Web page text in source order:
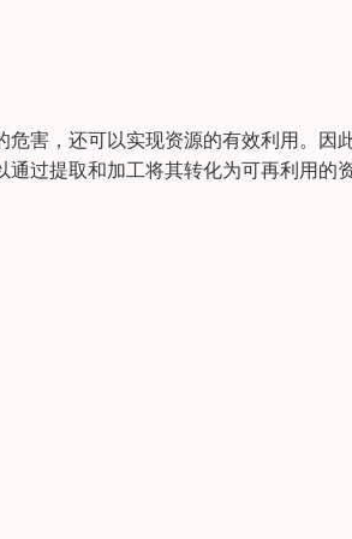
害，还可以实现资源的有效利用。因
过提取和加工将其转化为可再利用的